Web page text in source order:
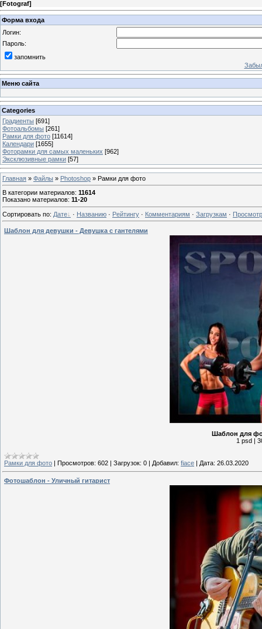
[Fotograf]
Форма входа
Логин:
Пароль:
запомнить
Меню сайта
Categories
Градиенты [691]
Фотоальбомы [261]
Рамки для фото [11614]
Календари [1655]
Фоторамки для самых маленьких [962]
Эксклюзивные рамки [57]
Главная » Файлы » Photoshop » Рамки для фото
В категории материалов: 11614
Показано материалов: 11-20
Сортировать по: Дате · Названию · Рейтингу · Комментариям · Загрузкам ·
Шаблон для девушки - Девушка с гантелями
Шаблон для
1 psd |
Рамки для фото | Просмотров: 602 | Загрузок: 0 | Добавил: fiace | Дата: 26.03.2020
Фотошаблон - Уличный гитарист